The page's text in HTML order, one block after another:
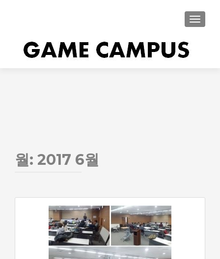
내비게
월: 2017 6월